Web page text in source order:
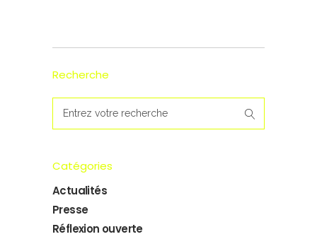
Recherche
for:
Catégories
Actualités
Presse
Réflexion ouverte